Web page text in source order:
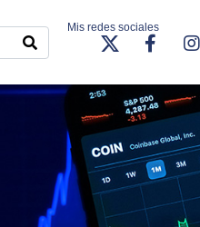
Mis redes sociales